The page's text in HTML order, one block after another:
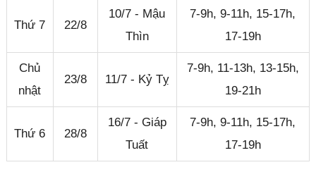
Thứ 7 22/8
10/7 - Mậu
Thìn
7-9h, 9-11h, 15-17h,
17-19h
Chủ
nhật
23/8 11/7 - Kỷ Tỵ
7-9h, 11-13h, 13-15h,
19-21h
Thứ 6 28/8
16/7 - Giáp
Tuất
7-9h, 9-11h, 15-17h,
17-19h